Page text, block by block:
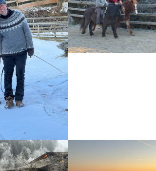
version Show larger version